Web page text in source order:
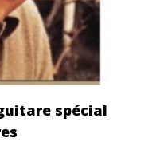
spécial